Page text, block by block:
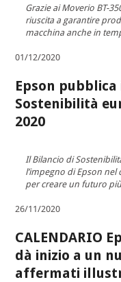
Grazie ai Moverio BT-
riuscita a garantire
macchina anche in
01/12/2020
Epson
Sostenibilità
2020
Il Bilancio di
l’impegno di Epson
per creare un futuro
26/11/2020
CALENDARIO
dà inizio a un
affermati